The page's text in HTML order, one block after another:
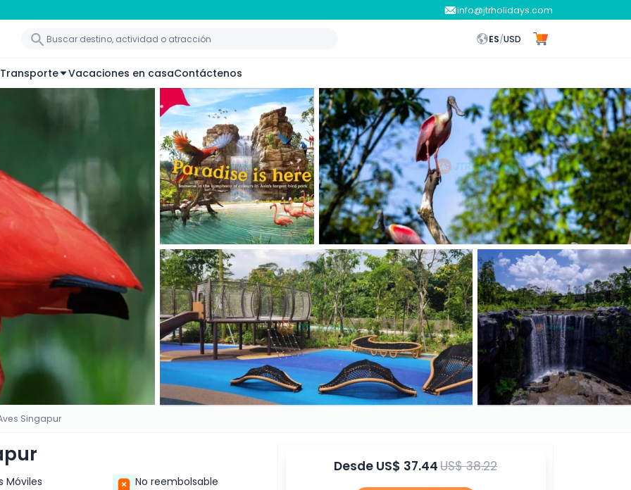
info@jtrholidays.com
ES/USD
Transporte Vacaciones en casaContáctenos
Singapur
Móviles No reembolsable
Desde US$ 37.44US$ 38.22